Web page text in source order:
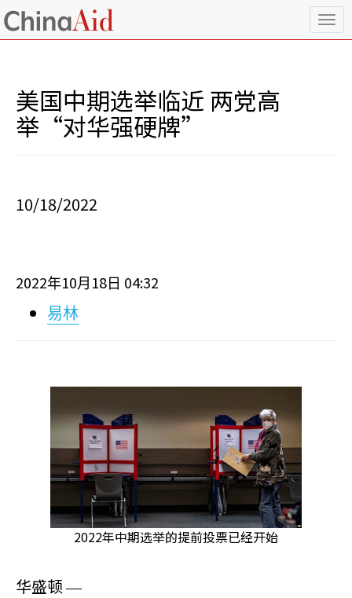
T
o
美国中期选举临近 两党高
举“对华强硬牌”
10/18/2022
2022年10月 18 日 04:32
易林
2022年中期选举的提前投票已经开始
华盛顿 —